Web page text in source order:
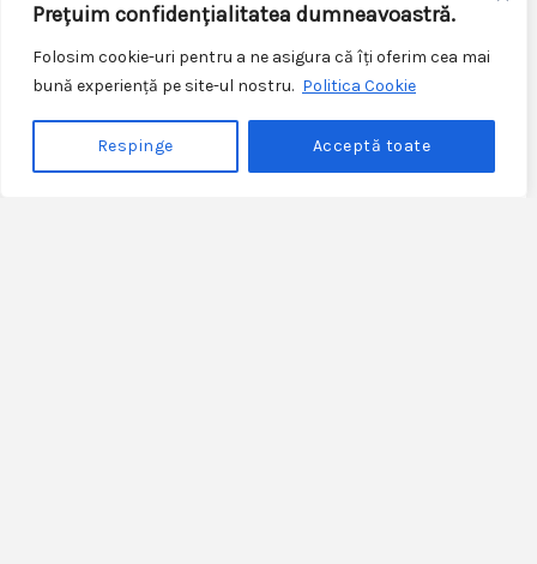
Prețuim confidențialitatea dumneavoastră.
Folosim cookie-uri pentru a ne asigura că îți oferim cea mai
bună experiență pe site-ul nostru. Politica Cookie
Respinge Acceptă toate